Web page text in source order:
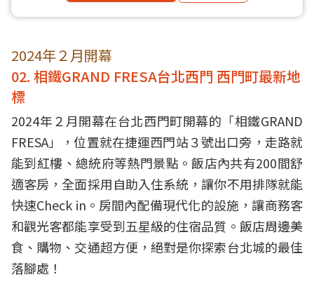
2024年２月開幕
02. 相鐵GRAND FRESA台北西門 西門町最新地
標
2024年２月開幕在台北西門町開幕的「相鐵GRAND
FRESA」，位置就在捷運西門站３號出口旁，走路就
能到紅樓、總統府等熱門景點。飯店內共有200間舒
適客房，全面採用自助入住系統，讓你不用排隊就能
快速Check in。房間內配備現代化的設施，讓商務客
和觀光客都能享受到五星級的住宿品質。飯店周邊美
食、購物、交通超方便，絕對是你探索台北城的最佳
落腳處！